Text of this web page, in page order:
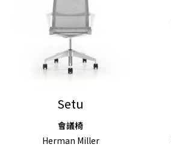
Setu
會議椅
Herman Miller